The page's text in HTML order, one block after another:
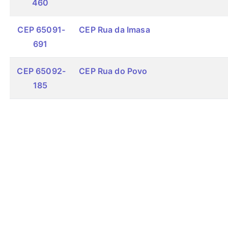
460
CEP 65091-
691
CEP Rua da Imasa
CEP 65092-
185
CEP Rua do Povo